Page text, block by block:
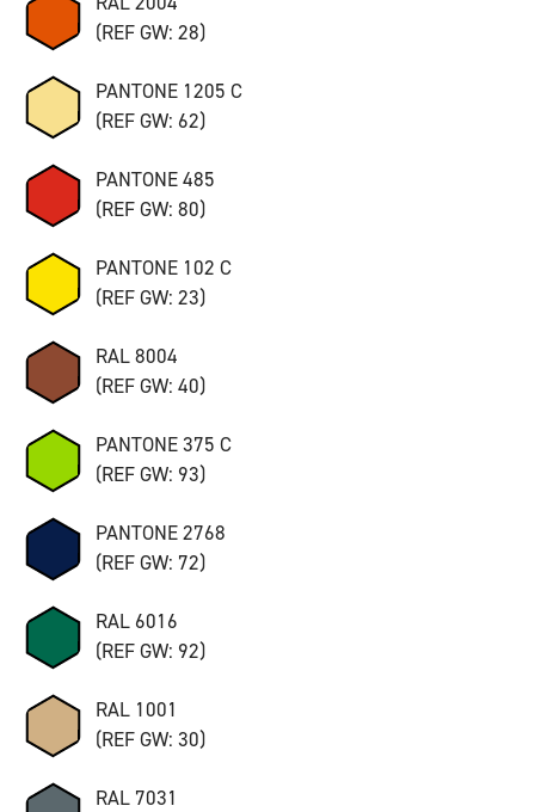
(REF GW: 28)
PANTONE 1205 C
(REF GW: 62)
PANTONE 485
(REF GW: 80)
PANTONE 102 C
(REF GW: 23)
RAL 8004
(REF GW: 40)
PANTONE 375 C
(REF GW: 93)
PANTONE 2768
(REF GW: 72)
RAL 6016
(REF GW: 92)
RAL 1001
(REF GW: 30)
RAL 7031